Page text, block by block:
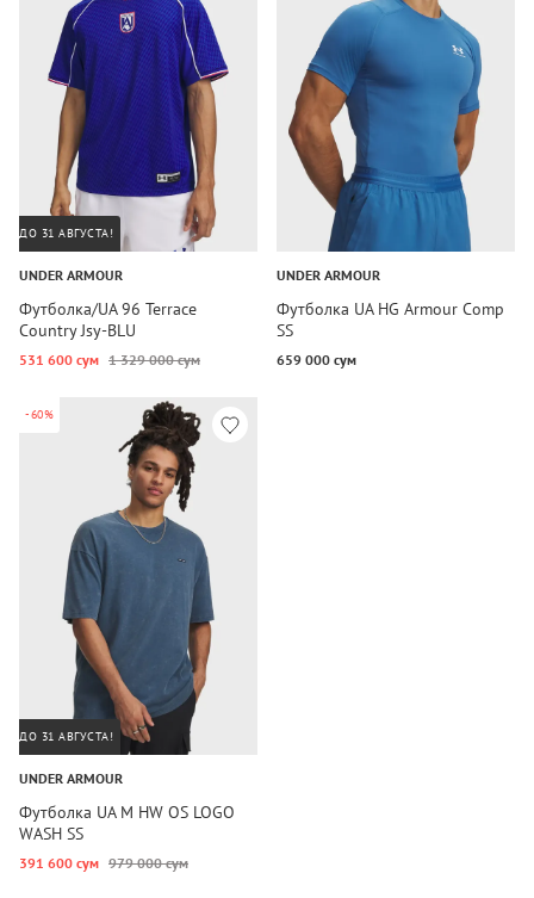
ДО 31 АВГУСТА!
UNDER ARMOUR
Футболка/UA 96 Terrace
Country Jsy-BLU
531 600 сум 1 329 000 сум
UNDER ARMOUR
Футболка UA HG Armour Comp
SS
659 000 сум
-60%
ДО 31 АВГУСТА!
UNDER ARMOUR
Футболка UA M HW OS LOGO
WASH SS
391 600 сум 979 000 сум